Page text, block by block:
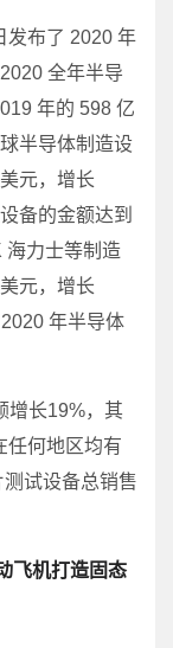
布了 2020 年
全年半导
年的 598 亿
半导体制造设
元，增长
备的金额达到
海力士等制造
元，增长
年半导体
长19%，其
任何地区均有
试设备总销售
飞机打造固态